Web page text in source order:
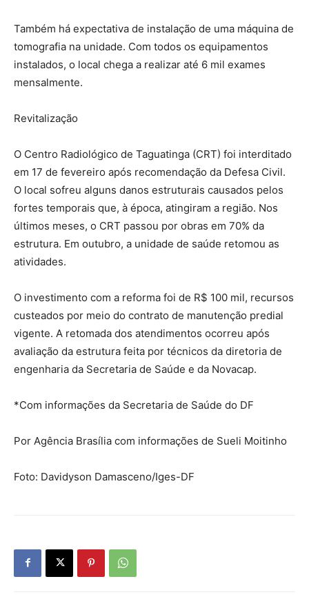
Também há expectativa de instalação de uma máquina de
tomografia na unidade. Com todos os equipamentos
instalados, o local chega a realizar até 6 mil exames
mensalmente.
Revitalização
O Centro Radiológico de Taguatinga (CRT) foi interditado
em 17 de fevereiro após recomendação da Defesa Civil.
O local sofreu alguns danos estruturais causados pelos
fortes temporais que, à época, atingiram a região. Nos
últimos meses, o CRT passou por obras em 70% da
estrutura. Em outubro, a unidade de saúde retomou as
atividades.
O investimento com a reforma foi de R$ 100 mil, recursos
custeados por meio do contrato de manutenção predial
vigente. A retomada dos atendimentos ocorreu após
avaliação da estrutura feita por técnicos da diretoria de
engenharia da Secretaria de Saúde e da Novacap.
*Com informações da Secretaria de Saúde do DF
Por Agência Brasília com informações de Sueli Moitinho
Foto: Davidyson Damasceno/Iges-DF